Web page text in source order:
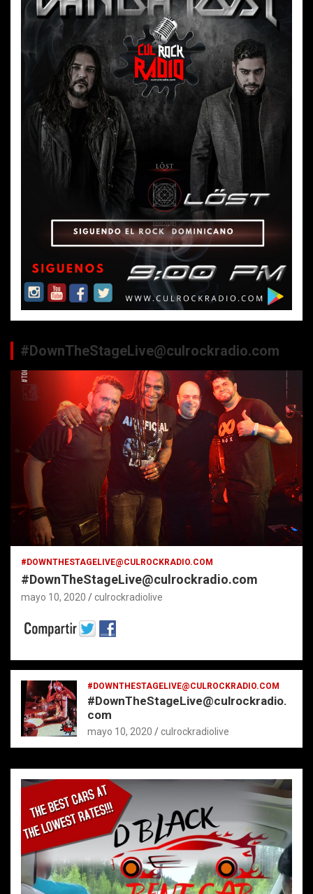
#DownTheStageLive@culrockradio.com
#DOWNTHESTAGELIVE@CULROCKRADIO.COM
#DownTheStageLive@culrockradio.com
mayo 10, 2020 culrockradiolive
#DOWNTHESTAGELIVE@CULROCKRADIO.COM
#DownTheStageLive@culrockradio.
com
mayo 10, 2020 culrockradiolive